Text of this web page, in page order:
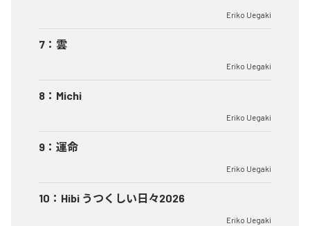
Eriko Uegaki
7 ： 雲
Eriko Uegaki
8 ： Michi
Eriko Uegaki
9 ： 運命
Eriko Uegaki
10 ： Hibi うつくしい日々2026
Eriko Uegaki